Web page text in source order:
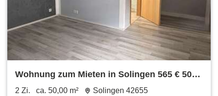
Wohnung zum Mieten in Solingen 565 € 50
m²
2 Zi. ca. 50,00 m² Solingen 42655